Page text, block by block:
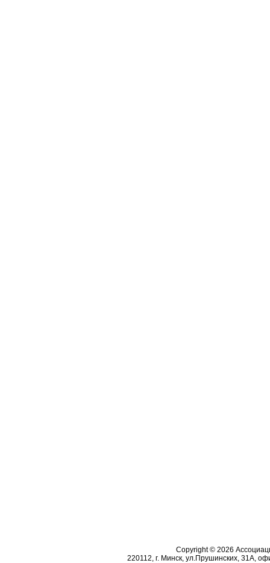
Copyright © 2026
220112, г. Минск, ул.Прушинских, 31А,